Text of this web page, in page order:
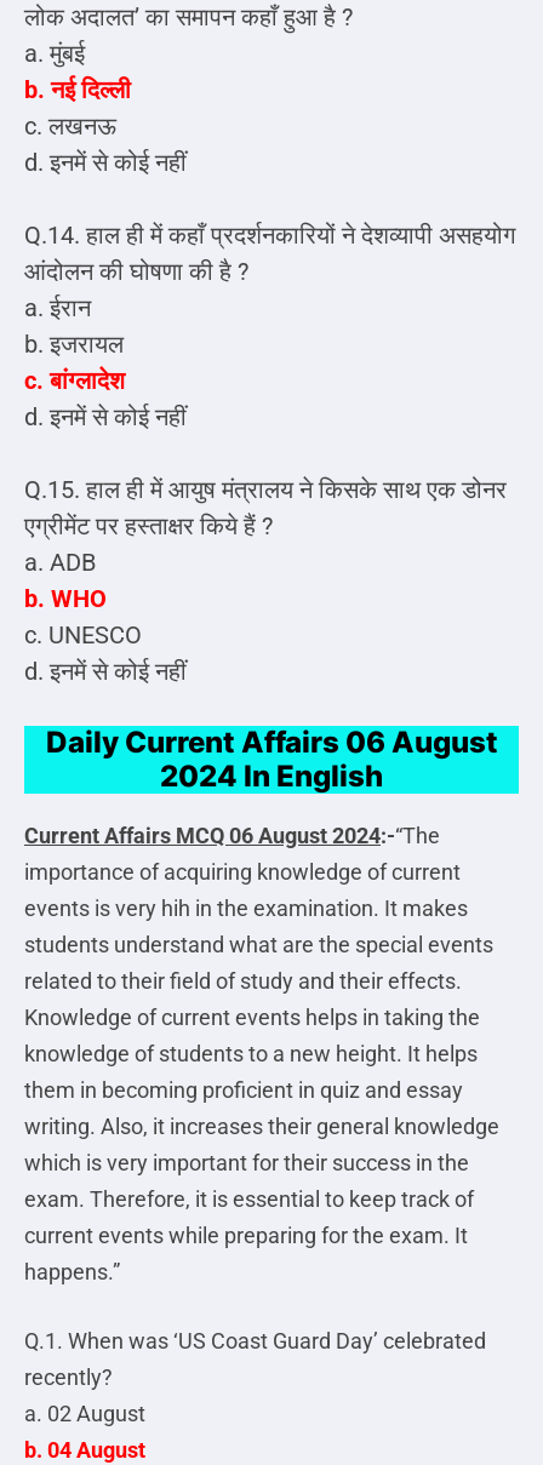
लोक अदालत’ का समापन कहाँ हुआ है ?
a. मुंबई
b. नई दिल्ली
c. लखनऊ
d. इनमें से कोई नहीं
Q.14. हाल ही में कहाँ प्रदर्शनकारियों ने देशव्यापी असहयोग
आंदोलन की घोषणा की है ?
a. ईरान
b. इजरायल
c. बांग्लादेश
d. इनमें से कोई नहीं
Q.15. हाल ही में आयुष मंत्रालय ने किसके साथ एक डोनर
एग्रीमेंट पर हस्ताक्षर किये हैं ?
a. ADB
b. WHO
c. UNESCO
d. इनमें से कोई नहीं
Daily Current Affairs 06 August
2024 In English
Current Affairs MCQ 06 August 2024:-“The
importance of acquiring knowledge of current
events is very hih in the examination. It makes
students understand what are the special events
related to their field of study and their effects.
Knowledge of current events helps in taking the
knowledge of students to a new height. It helps
them in becoming proficient in quiz and essay
writing. Also, it increases their general knowledge
which is very important for their success in the
exam. Therefore, it is essential to keep track of
current events while preparing for the exam. It
happens.”
Q.1. When was ‘US Coast Guard Day’ celebrated
recently?
a. 02 August
b. 04 August